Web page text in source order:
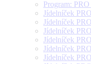
Program:
Jídelníček
Jídelníček
Jídelníček
Jídelníček
Jídelníček
Jídelníček